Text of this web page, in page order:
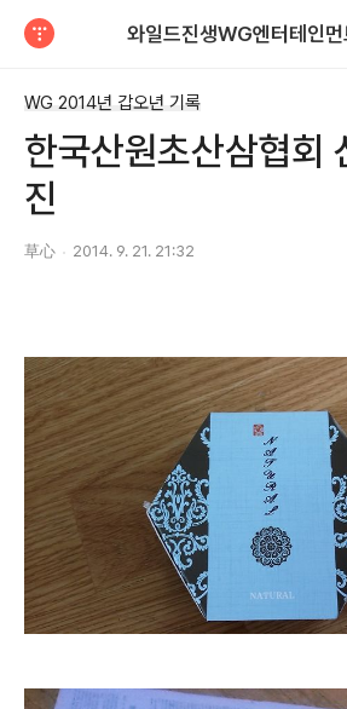
WG 2014년 갑오년 기록
한국산원초산삼협회
진
草心 2014. 9. 21. 21:32